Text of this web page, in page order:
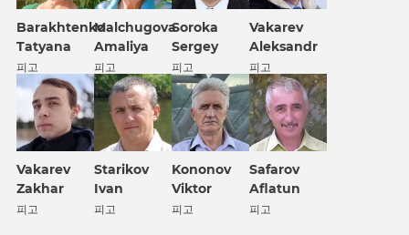
Barakhtenko
Tatyana
피고
Malchugova
Amaliya
피고
Soroka
Sergey
피고
Vakarev
Aleksandr
피고
Vakarev
Zakhar
피고
Starikov
Ivan
피고
Kononov
Viktor
피고
Safarov
Aflatun
피고